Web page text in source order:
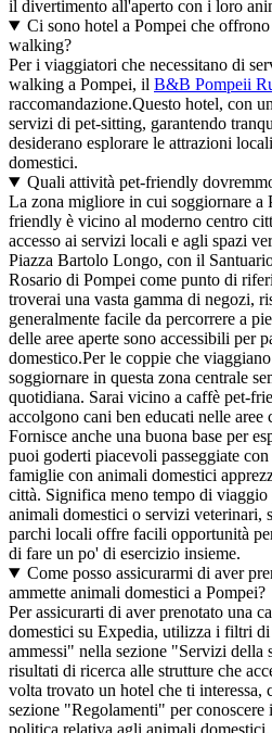
il divertimento all'aperto con i loro
Ci sono hotel a Pompei che
walking?
Per i viaggiatori che necessitano di
walking a Pompei, il B&B Pompeii
raccomandazione.Questo hotel, con
servizi di pet-sitting, garantendo
desiderano esplorare le attrazioni
domestici.
Quali attività pet-friendly
La zona migliore in cui soggiornare a
friendly è vicino al moderno centro
accesso ai servizi locali e agli spazi
Piazza Bartolo Longo, con il
Rosario di Pompei come punto di
troverai una vasta gamma di negozi,
generalmente facile da percorrere a
delle aree aperte sono accessibili per
domestico.Per le coppie che
soggiornare in questa zona centrale
quotidiana. Sarai vicino a caffè pet-
accolgono cani ben educati nelle aree
Fornisce anche una buona base per
puoi goderti piacevoli passeggiate
famiglie con animali domestici
città. Significa meno tempo di
animali domestici o servizi veterinari,
parchi locali offre facili opportunità
di fare un po' di esercizio insieme.
Come posso assicurarmi di aver
ammette animali domestici a Pompei?
Per assicurarti di aver prenotato una
domestici su Expedia, utilizza i filtri
ammessi" nella sezione "Servizi della
risultati di ricerca alle strutture che
volta trovato un hotel che ti interessa,
sezione "Regolamenti" per
politica relativa agli animali domestici.